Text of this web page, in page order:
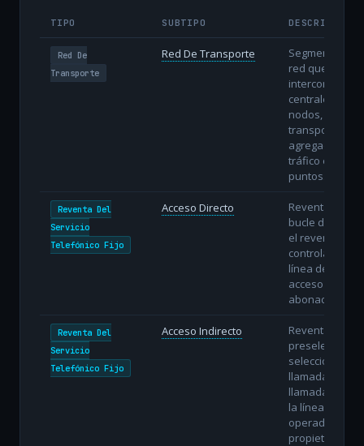
TIPO SUBTIPO DESCRIPCIÓN
Red De
Transporte
Red De Transporte
Segmento de
red que
interconecta
centrales y
nodos,
transportando
agregados de
tráfico entre
puntos.
Reventa Del
Servicio
Telefónico Fijo
Acceso Directo
Reventa con
bucle directo:
el revendedor
controla la
línea de
acceso del
abonado.
Reventa Del
Servicio
Telefónico Fijo
Acceso Indirecto
Reventa con
preselección o
selección
llamada a
llamada sobre
la línea del
operador
propietario.